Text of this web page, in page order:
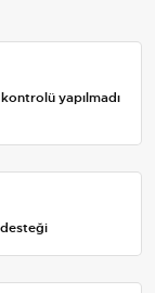
yapılmadı